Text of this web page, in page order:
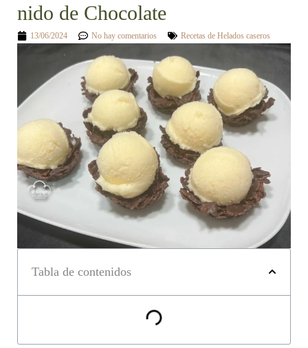
nido de Chocolate
13/06/2024 No hay comentarios Recetas de Helados caseros
Tabla de contenidos